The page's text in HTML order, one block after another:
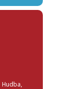
Hudba,